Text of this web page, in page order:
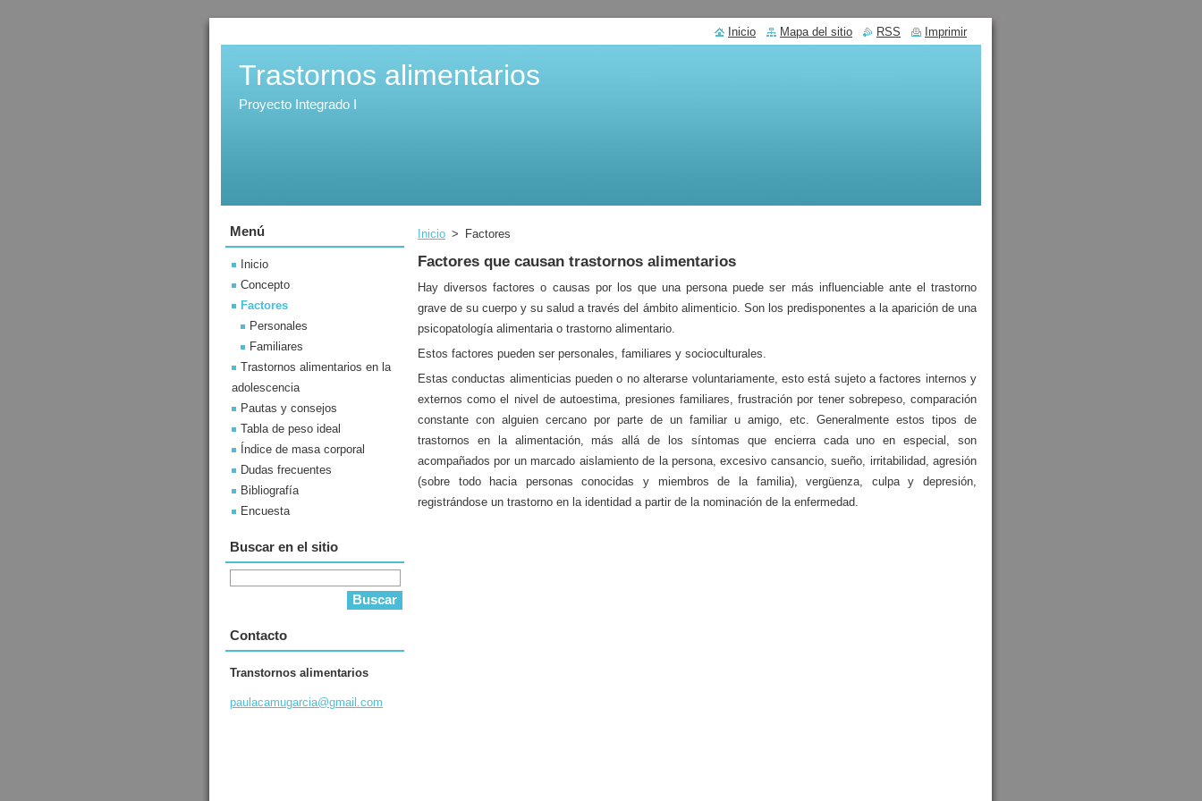
Trastornos alimentarios
Proyecto Integrado I
Inicio > Factores
Factores que causan trastornos alimentarios
Hay diversos factores o causas por los que una persona puede ser más influenciable ante el trastorno
grave de su cuerpo y su salud a través del ámbito alimenticio. Son los predisponentes a la aparición de una
psicopatología alimentaria o trastorno alimentario.
Estos factores pueden ser personales, familiares y socioculturales.
Estas conductas alimenticias pueden o no alterarse voluntariamente, esto está sujeto a factores internos y
externos como el nivel de autoestima, presiones familiares, frustración por tener sobrepeso, comparación
constante con alguien cercano por parte de un familiar u amigo, etc. Generalmente estos tipos de
trastornos en la alimentación, más allá de los síntomas que encierra cada uno en especial, son
acompañados por un marcado aislamiento de la persona, excesivo cansancio, sueño, irritabilidad, agresión
(sobre todo hacia personas conocidas y miembros de la familia), vergüenza, culpa y depresión,
registrándose un trastorno en la identidad a partir de la nominación de la enfermedad.
Menú
Inicio
Concepto
Factores
Personales
Familiares
Trastornos alimentarios en la
adolescencia
Pautas y consejos
Tabla de peso ideal
Índice de masa corporal
Dudas frecuentes
Bibliografía
Encuesta
Buscar en el sitio
Contacto
Transtornos alimentarios
paulacamugarcia@gmail.com
Inicio Mapa del sitio RSS Imprimir